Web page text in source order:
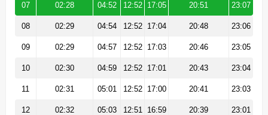
07 02:28 04:52 12:52 17:05 20:51 23:07
08 02:29 04:54 12:52 17:04 20:48 23:06
09 02:29 04:57 12:52 17:03 20:46 23:05
10 02:30 04:59 12:52 17:01 20:43 23:04
11 02:31 05:01 12:52 17:00 20:41 23:03
12 02:32 05:03 12:51 16:59 20:39 23:01